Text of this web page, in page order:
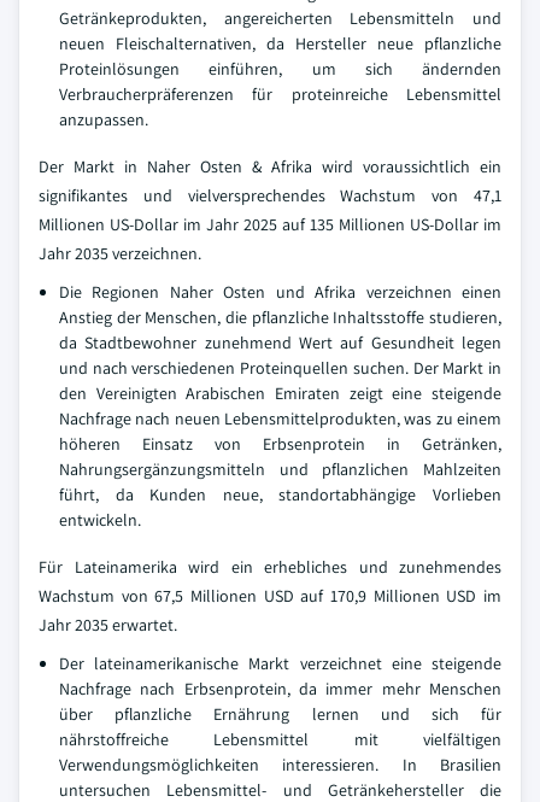
Getränkeprodukten, angereicherten Lebensmitteln und
neuen Fleischalternativen, da Hersteller neue pflanzliche
Proteinlösungen einführen, um sich ändernden
Verbraucherpräferenzen für proteinreiche Lebensmittel
anzupassen.
Der Markt in Naher Osten & Afrika wird voraussichtlich ein
signifikantes und vielversprechendes Wachstum von 47,1
Millionen US-Dollar im Jahr 2025 auf 135 Millionen US-Dollar im
Jahr 2035 verzeichnen.
Die Regionen Naher Osten und Afrika verzeichnen einen
Anstieg der Menschen, die pflanzliche Inhaltsstoffe studieren,
da Stadtbewohner zunehmend Wert auf Gesundheit legen
und nach verschiedenen Proteinquellen suchen. Der Markt in
den Vereinigten Arabischen Emiraten zeigt eine steigende
Nachfrage nach neuen Lebensmittelprodukten, was zu einem
höheren Einsatz von Erbsenprotein in Getränken,
Nahrungsergänzungsmitteln und pflanzlichen Mahlzeiten
führt, da Kunden neue, standortabhängige Vorlieben
entwickeln.
Für Lateinamerika wird ein erhebliches und zunehmendes
Wachstum von 67,5 Millionen USD auf 170,9 Millionen USD im
Jahr 2035 erwartet.
Der lateinamerikanische Markt verzeichnet eine steigende
Nachfrage nach Erbsenprotein, da immer mehr Menschen
über pflanzliche Ernährung lernen und sich für
nährstoffreiche Lebensmittel mit vielfältigen
Verwendungsmöglichkeiten interessieren. In Brasilien
untersuchen Lebensmittel- und Getränkehersteller die